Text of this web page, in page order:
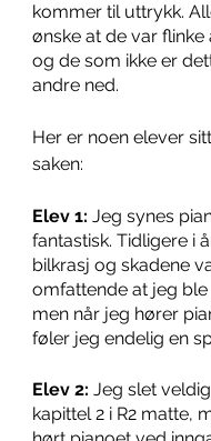
kommer til uttrykk.
ønske at de var flinke
og de som ikke er
andre ned.
Her er noen elever
saken:
Elev 1: Jeg synes
fantastisk. Tidligere i
bilkrasj og skadene
omfattende at jeg
men når jeg hører
føler jeg endelig en
Elev 2: Jeg slet
kapittel 2 i R2 matte,